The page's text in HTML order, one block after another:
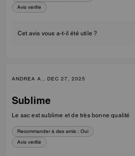
Avis vérifié
Cet avis vous a-t-il été utile ?
ANDREA A., DEC 27, 2025
Sublime
Le sac est sublime et de très bonne qualité
Recommander à des amis : Oui
Avis vérifié